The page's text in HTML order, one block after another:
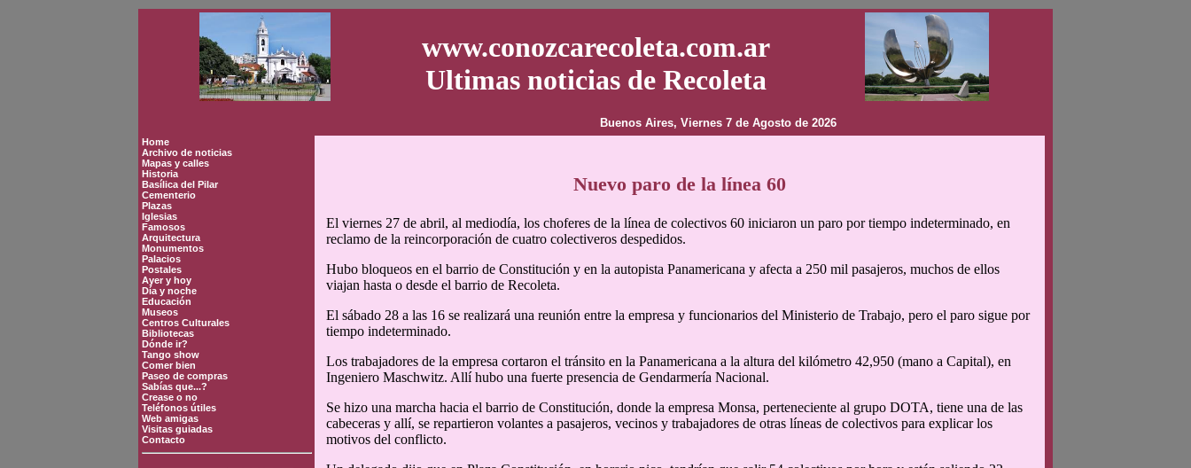
www.conozcarecoleta.com.ar
Ultimas noticias de Recoleta
Buenos Aires, Viernes 7 de Agosto de 2026
Home
Archivo de noticias
Mapas y calles
Historia
Basílica del Pilar
Cementerio
Plazas
Iglesias
Famosos
Arquitectura
Monumentos
Palacios
Postales
Ayer y hoy
Día y noche
Educación
Museos
Centros Culturales
Bibliotecas
Dónde ir?
Tango show
Comer bien
Paseo de compras
Sabías que...?
Crease o no
Teléfonos útiles
Web amigas
Visitas guiadas
Contacto
Nuevo paro de la línea 60
El viernes 27 de abril, al mediodía, los choferes de la línea de colectivos 60 iniciaron un paro por tiempo indeterminado, en
reclamo de la reincorporación de cuatro colectiveros despedidos.
Hubo bloqueos en el barrio de Constitución y en la autopista Panamericana y afecta a 250 mil pasajeros, muchos de ellos
viajan hasta o desde el barrio de Recoleta.
El sábado 28 a las 16 se realizará una reunión entre la empresa y funcionarios del Ministerio de Trabajo, pero el paro sigue por
tiempo indeterminado.
Los trabajadores de la empresa cortaron el tránsito en la Panamericana a la altura del kilómetro 42,950 (mano a Capital), en
Ingeniero Maschwitz. Allí hubo una fuerte presencia de Gendarmería Nacional.
Se hizo una marcha hacia el barrio de Constitución, donde la empresa Monsa, perteneciente al grupo DOTA, tiene una de las
cabeceras y allí, se repartieron volantes a pasajeros, vecinos y trabajadores de otras líneas de colectivos para explicar los
motivos del conflicto.